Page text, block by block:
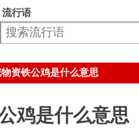
流行语
资铁公鸡是什么意思
鸡是什么意思